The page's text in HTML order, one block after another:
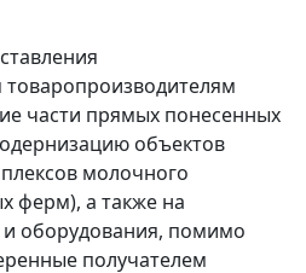
товаропроизводителям
части прямых понесенных
объектов
молочного
ферм), а также на
оборудования, помимо
получателем